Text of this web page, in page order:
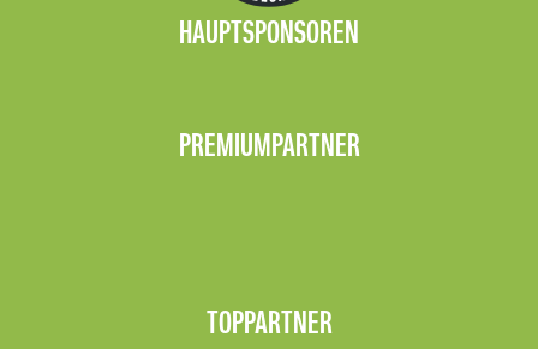
HAUPTSPONSOREN
PREMIUMPARTNER
TOPPARTNER